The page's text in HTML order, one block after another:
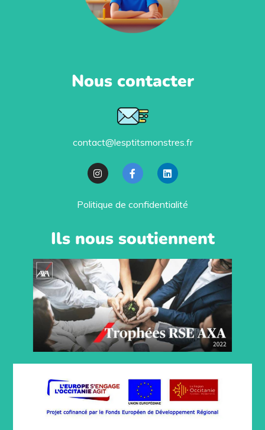
Nous contacter
contact@lesptitsmonstres.fr
Politique de confidentialité
Ils nous soutiennent